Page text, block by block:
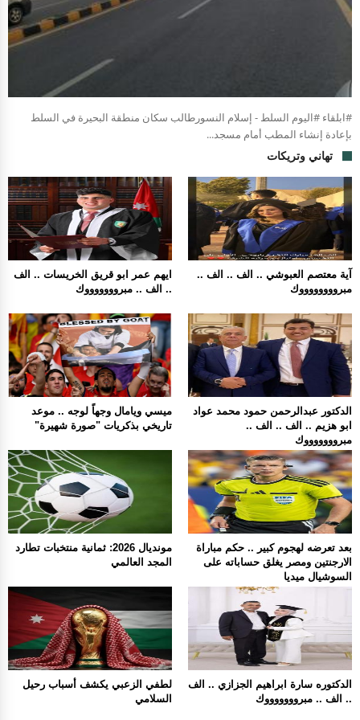
#ابلقاء #اليوم السلط - إسلام النسورطالب سكان منطقة البحيرة في السلط
بإعادة إنشاء المطب أمام مسجد...
تهاني وتريكات
ايهم عمر ابو قريق الخريسات .. الف
.. الف .. مبروووووووك
آية معتصم العبوشي .. الف .. الف ..
مبرووووووووك
ميسي ويامال وجهاً لوجه .. موعد
تاريخي بذكريات "صورة شهيرة"
الدكتور عبدالرحمن حمود محمد عواد
ابو هزيم .. الف .. الف ..
مبروووووووك
مونديال 2026: ثمانية منتخبات تطارد
المجد العالمي
بعد تعرضه لهجوم كبير .. حكم مباراة
الارجنتين ومصر يغلق حساباته على
السوشيال ميديا
لطفي الزعبي يكشف أسباب رحيل
السلامي
الدكتوره سارة ابراهيم الجزازي .. الف
.. الف .. مبروووووووك